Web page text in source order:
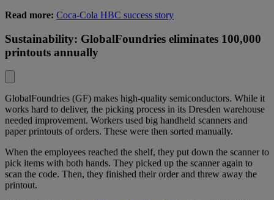
Read more: Coca-Cola HBC success story
Sustainability: GlobalFoundries eliminates 100,000
printouts annually
GlobalFoundries (GF) makes high-quality semiconductors. While it
works hard to deliver, the picking process in its Dresden warehouse
needed improvement. Workers used big handheld scanners and
paper printouts of orders. These were then sorted manually.
When the employees reached the shelf, they put down the scanner to
pick items with both hands. They picked up the scanner again to
scan the code. Then, they finished their order and threw away the
printout.